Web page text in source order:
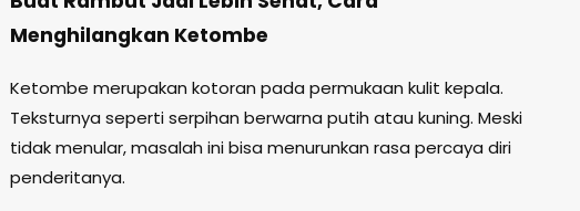
Menghilangkan Ketombe
Ketombe merupakan kotoran pada permukaan kulit kepala.
Teksturnya seperti serpihan berwarna putih atau kuning. Meski
tidak menular, masalah ini bisa menurunkan rasa percaya diri
penderitanya.